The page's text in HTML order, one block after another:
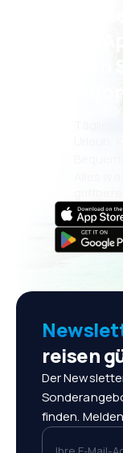
Psst!
eSky
reisen
reisen
Der
finden.
Ihre E-Mail-